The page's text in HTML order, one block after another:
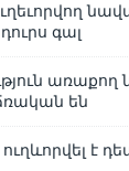
գալ
են
է